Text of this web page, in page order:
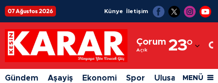
07 Ağustos 2026 Künye İletişim
Çorum
Açık 23°
Adıyaman
Afyonkarahisar
Gündem Aşayiş Ekonomi Spor Ulusal Siyaset
MENÜ